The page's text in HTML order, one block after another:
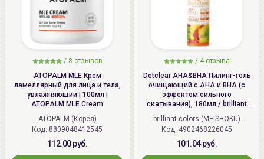
/ 8 отзывов
ATOPALM MLE Крем
ламеллярный для лица и тела,
увлажняющий | 100мл |
ATOPALM MLE Cream
ATOPALM (Корея)
Код: 8809048412545
112.00 руб.
/ 4 отзыва
Detclear AHA&BHA Пилинг-гель
очищающий с AHA и BHA (с
эффектом сильного
скатывания), 180мл / brilliant
colors (MEISHOKU) Detclear
Bright&Peel AHA&BHA Fruits
Peeling Jelly
brilliant colors (MEISHOKU)
(Япония)
Код: 4902468226045
101.04 руб.